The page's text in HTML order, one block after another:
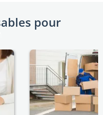
pour